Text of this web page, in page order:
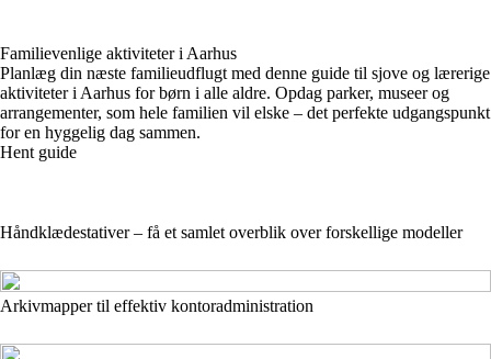
Familievenlige aktiviteter i Aarhus
Planlæg din næste familieudflugt med denne guide til sjove og lærerige
aktiviteter i Aarhus for børn i alle aldre. Opdag parker, museer og
arrangementer, som hele familien vil elske – det perfekte udgangspunkt
for en hyggelig dag sammen.
Hent guide
Håndklædestativer – få et samlet overblik over forskellige modeller
Arkivmapper til effektiv kontoradministration